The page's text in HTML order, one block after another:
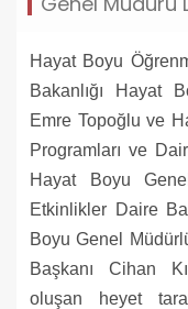
Hayat Boyu
Bakanlığı Hayat
Emre Topoğlu ve
Programları ve
Hayat Boyu
Etkinlikler Daire
Boyu Genel
Başkanı Cihan
oluşan heyet